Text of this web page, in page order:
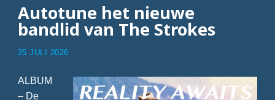
Autotune het nieuwe
bandlid van The Strokes
25 JULI 2026
ALBUM
– De